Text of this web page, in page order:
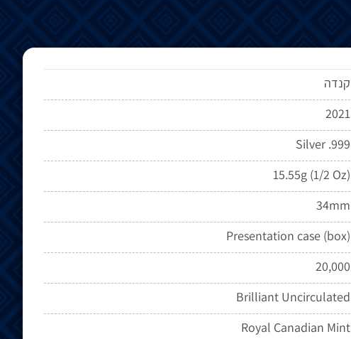
קנדה
2021
Silver .999
15.55g (1/2 Oz)
34mm
Presentation case (box)
20,000
Brilliant Uncirculated
Royal Canadian Mint